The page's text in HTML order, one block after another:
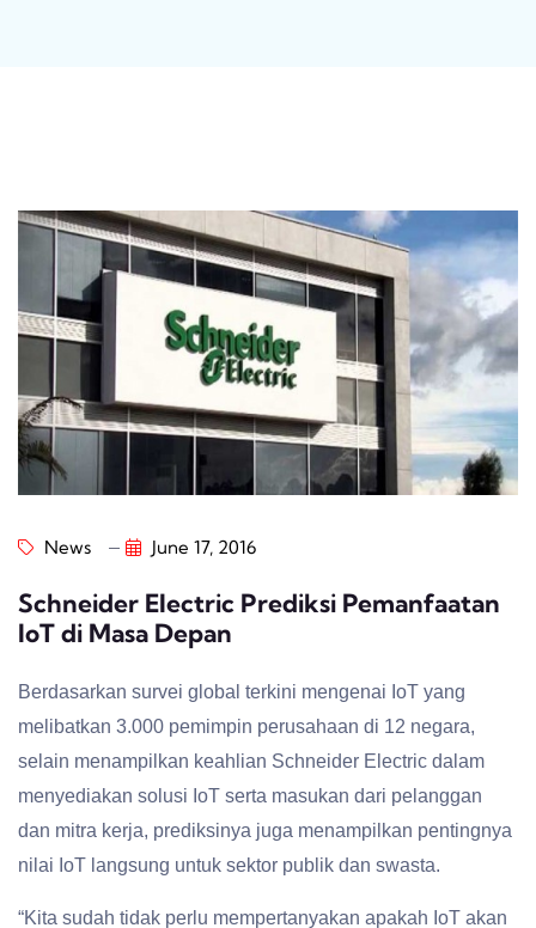
News June 17, 2016
Schneider Electric Prediksi Pemanfaatan
IoT di Masa Depan
Berdasarkan survei global terkini mengenai IoT yang
melibatkan 3.000 pemimpin perusahaan di 12 negara,
selain menampilkan keahlian Schneider Electric dalam
menyediakan solusi IoT serta masukan dari pelanggan
dan mitra kerja, prediksinya juga menampilkan pentingnya
nilai IoT langsung untuk sektor publik dan swasta.
“Kita sudah tidak perlu mempertanyakan apakah IoT akan